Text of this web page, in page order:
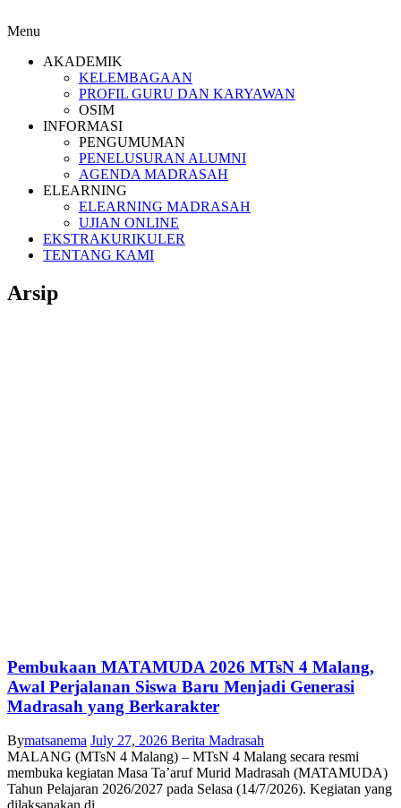
Menu
AKADEMIK
KELEMBAGAAN
PROFIL GURU DAN KARYAWAN
OSIM
INFORMASI
PENGUMUMAN
PENELUSURAN ALUMNI
AGENDA MADRASAH
ELEARNING
ELEARNING MADRASAH
UJIAN ONLINE
EKSTRAKURIKULER
TENTANG KAMI
Arsip
Pembukaan MATAMUDA 2026 MTsN 4 Malang,
Awal Perjalanan Siswa Baru Menjadi Generasi
Madrasah yang Berkarakter
Bymatsanema July 27, 2026 Berita Madrasah
MALANG (MTsN 4 Malang) – MTsN 4 Malang secara resmi
membuka kegiatan Masa Ta’aruf Murid Madrasah (MATAMUDA)
Tahun Pelajaran 2026/2027 pada Selasa (14/7/2026). Kegiatan yang